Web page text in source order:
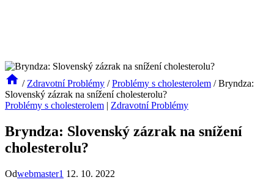
/ Zdravotní Problémy / Problémy s cholesterolem / Bryndza:
Slovenský zázrak na snížení cholesterolu?
Problémy s cholesterolem | Zdravotní Problémy
Bryndza: Slovenský zázrak na snížení
cholesterolu?
Odwebmaster1 12. 10. 2022